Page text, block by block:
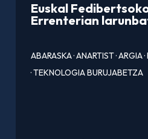
Euskal
Errenterian
ABARASKA·ANARTIST·ARGIA·
·TEKNOLOGIA BURUJABETZA